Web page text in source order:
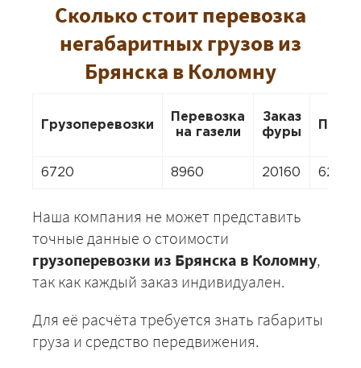
Сколько стоит перевозка
негабаритных грузов из
Брянска в Коломну
Грузоперевозки
Перевозка
на газели
Заказ
фуры
6720 8960 20160 6272
Наша компания не может представить
точные данные о стоимости
грузоперевозки из Брянска в Коломну,
так как каждый заказ индивидуален.
Для её расчёта требуется знать габариты
груза и средство передвижения.